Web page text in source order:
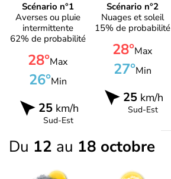
Scénario n°1
Averses ou pluie
intermittente
62% de probabilité
28°Max
26°Min
25km/h
Sud-Est
Scénario n°2
Nuages et soleil
15% de probabilité
28°Max
27°Min
25km/h
Sud-Est
Du 12 au 18 octobre